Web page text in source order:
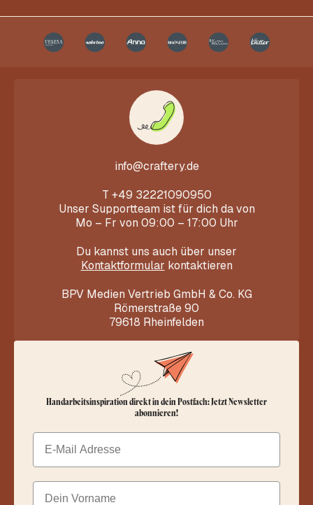
info@craftery.de
T +49 32221090950
Unser Supportteam ist für dich da von
Mo – Fr von 09:00 – 17:00 Uhr
Du kannst uns auch über unser
Kontaktformular kontaktieren
BPV Medien Vertrieb GmbH & Co. KG
Römerstraße 90
79618 Rheinfelden
Handarbeitsinspiration direkt in dein Postfach: Jetzt Newsletter
abonnieren!
Email
Dein Vorname